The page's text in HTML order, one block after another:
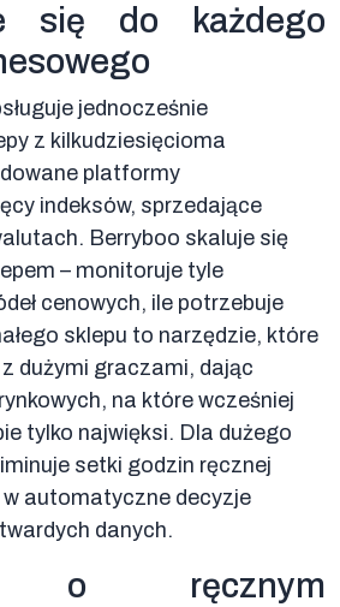
się do każdego
jednocześnie
z kilkudziesięcioma
platformy
indeksów, sprzedające
Berryboo skaluje się
– monitoruje tyle
cenowych, ile potrzebuje
sklepu to narzędzie, które
dużymi graczami, dając
na które wcześniej
tylko najwięksi. Dla dużego
setki godzin ręcznej
automatyczne decyzje
danych.
o ręcznym